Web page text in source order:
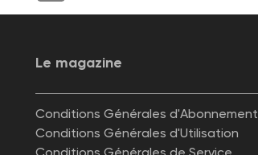
Le magazine
Conditions Générales d'Abonnement
Conditions Générales d'Utilisation